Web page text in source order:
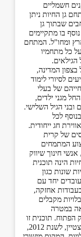
חשמליים
גן החיות ניתן
שבתוך גן
בו מתקיימים
ומחו"ל. המתחם
פארק על כל מתחמיו
הגילאים.
בצפון המדינה,
לסיורי לימוד
של בעלי
מגני ילדים,
ובני הגיל השלישי.
לכל
חג ייחודית.
של קרית
המתמחים
חינוך שיווק
הינה תוכנית
שונות כגון
יחד עם
אחזקה,
מקבלים
במטרה
תוכנית זו
זיכתה את החי פארק באות המעסיק המצטיין, לשנת 2012,